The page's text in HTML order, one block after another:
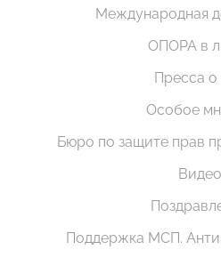
Международная
ОПОРА в
Пресса о
Особое
Бюро по защите прав
Видео
Поддержка МСП.